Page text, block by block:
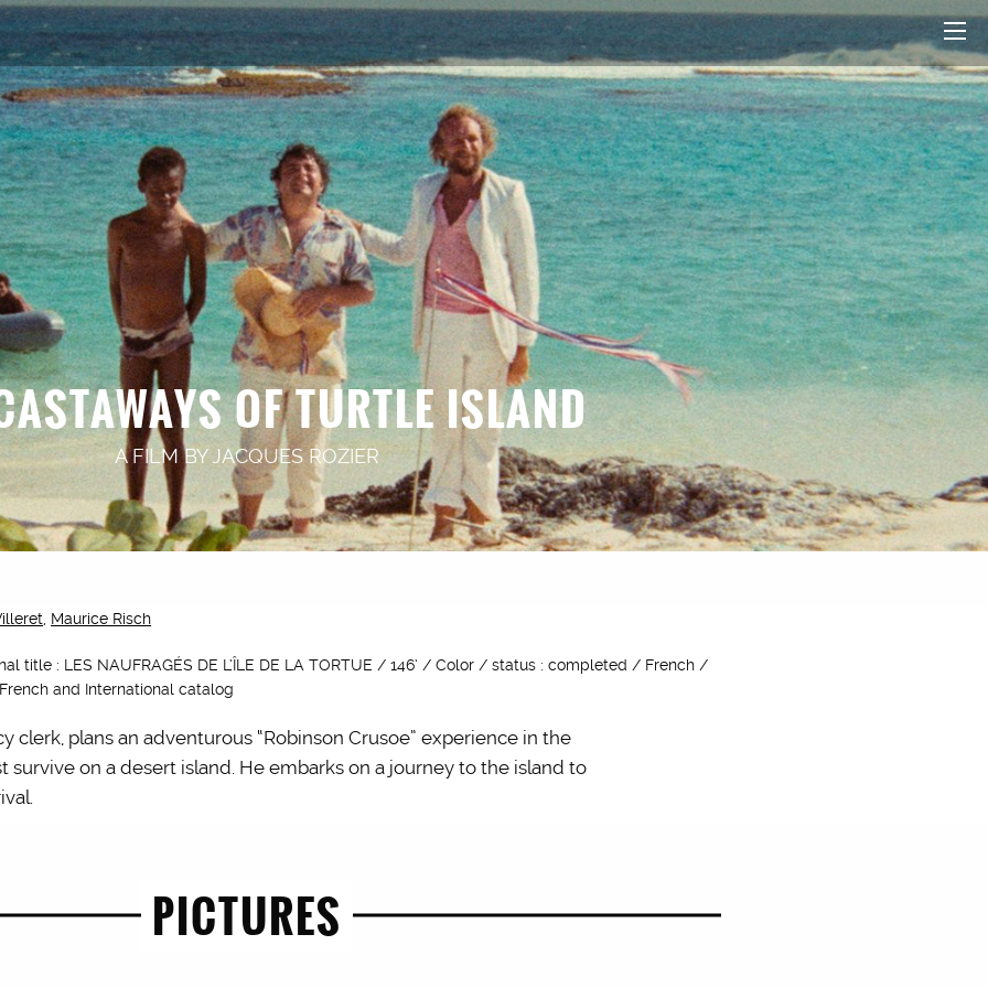
OF TURTLE ISLAND
A FILM BYJACQUES ROZIER
Maurice Risch
title : LES NAUFRAGÉS DE L’ÎLE DE LA TORTUE / 146’ / Color / status : completed / French /
and International catalog
clerk, plans an adventurous “Robinson Crusoe” experience in the
survive on a desert island. He embarks on a journey to the island to
PICTURES